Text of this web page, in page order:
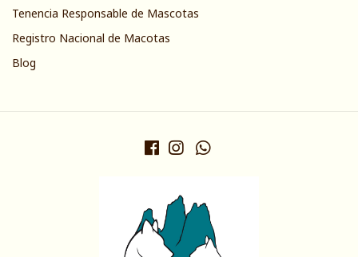
Tenencia Responsable de Mascotas
Registro Nacional de Macotas
Blog